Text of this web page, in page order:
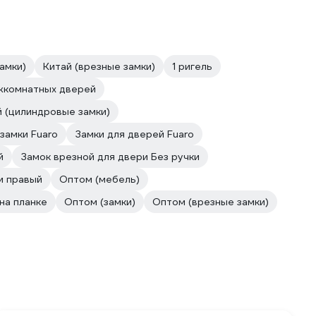
Китай (врезные замки)
1 ригель
дверей
замки)
Fuaro
Замки для дверей Fuaro
Замок врезной для двери Без ручки
правый
Оптом (мебель)
планке
Оптом (замки) Оптом (врезные замки)